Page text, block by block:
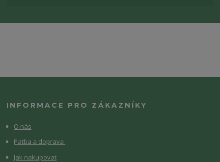
INFORMACE PRO ZÁKAZNÍKY
O nás
Patba a doprava
Jak nakupovat